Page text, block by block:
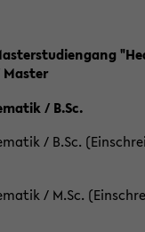
/ B.Sc.
/ B.Sc.
/ M.Sc.